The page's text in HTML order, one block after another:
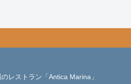
レストラン「Antica Marina」